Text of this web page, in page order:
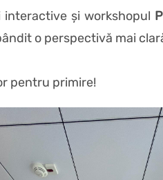
și workshopul
o perspectivă mai
pentru primire!